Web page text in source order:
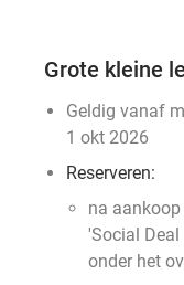
Grote kleine
Geldig vanaf
1 okt 2026
Reserveren:
na
'Social Deal
onder het